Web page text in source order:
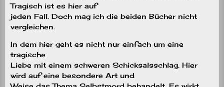
Tragisch ist es hier auf
jeden Fall. Doch mag ich die beiden Bücher nicht
vergleichen.
In dem hier geht es nicht nur einfach um eine
tragische
Liebe mit einem schweren Schicksalsschlag. Hier
wird auf eine besondere Art und